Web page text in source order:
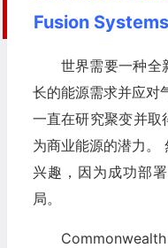
Fusion
世界需要一种全
长的能源需求并应对
一直在研究聚变并取
为商业能源的潜力。
兴趣，因为成功部
局。